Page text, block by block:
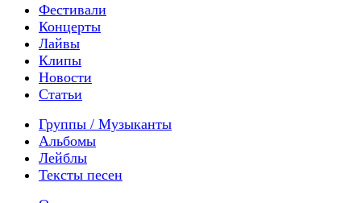
Фестивали
Концерты
Лайвы
Клипы
Новости
Статьи
Группы / Музыканты
Альбомы
Лейблы
Тексты песен